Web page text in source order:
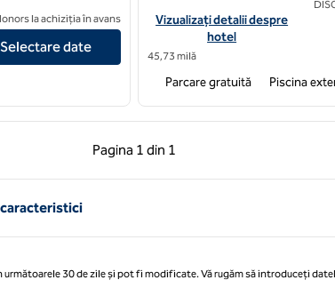
un hotel SLH
la achiziția în avans
Selectare date
Vizualizați detaliile hotelului
Vizualizați detalii despre
hotel
45,73 milă
Parcare gratuită Piscina
Pagina 1 din 1
Pagina anterioară, 1 din 1
Pagina 1 din 1
30 de zile și pot fi modificate. Vă rugăm să introduceți